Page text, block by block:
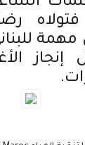
فتولاه